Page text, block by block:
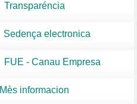
Transparéncia
Sedença electronica
FUE - Canau Empresa
Mès informacion